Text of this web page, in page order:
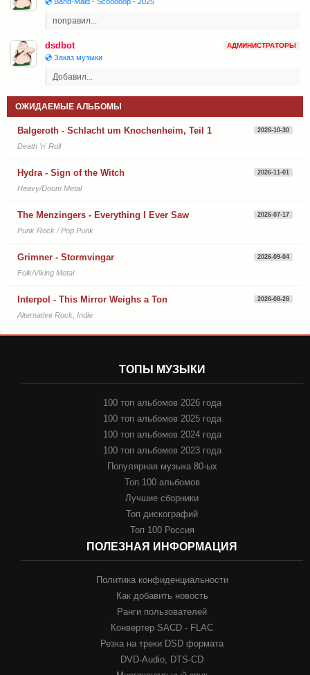
поправил...
dsdbot АДМИНИСТРАТОРЫ
💿 Заказ музыки
Добавил...
ОЖИДАЕМЫЕ АЛЬБОМЫ
Balgeroth - Schlacht um Knochenheim, Teil 1 2026-10-30
Death 'n' Roll
Hydra - Sign of the Witch 2026-11-01
Heavy/Doom Metal
The Menzingers - Everything I Ever Saw 2026-07-17
Punk Rock / Pop Punk
Grimner - Stormvingar 2026-09-04
Folk/Viking Metal
Interpol - This Mirror Weighs a Ton 2026-08-28
Alternative Rock, Indie
ТОПЫ МУЗЫКИ
100 топ альбомов 2026 года
100 топ альбомов 2025 года
100 топ альбомов 2024 года
100 топ альбомов 2023 года
Популярная музыка 80-ых
Топ 100 альбомов
Лучшие сборники
Топ дискографий
Топ 100 Россия
ПОЛЕЗНАЯ ИНФОРМАЦИЯ
Политика конфиденциальности
Как добавить новость
Ранги пользователей
Конвертер SACD - FLAC
Резка на треки DSD формата
DVD-Audio, DTS-CD